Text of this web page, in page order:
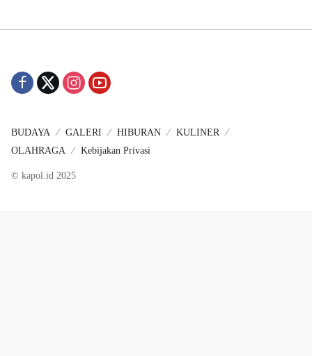
BUDAYA GALERI HIBURAN
KULINER
OLAHRAGA
Kebijakan Privasi
© kapol.id 2025